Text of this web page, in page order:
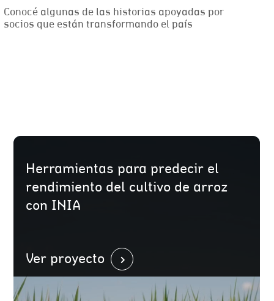
Conocé algunas de las historias apoyadas por
socios que están transformando el país
Herramientas para predecir el
rendimiento del cultivo de arroz
con INIA
Ver proyecto